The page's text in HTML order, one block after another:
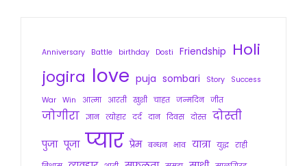
Anniversary Battle birthday Dosti Friendship
Holi
jogira love puja sombari Story
Success
War Win आत्मा आरती खुशी चाहत जन्मदिन जीत
जोगीरा ज्ञान त्योहार दर्द दान दिवस दोस्त दोस्ती
पुजा पूजा प्यार प्रेम बन्धन भाव यात्रा युद्ध राही